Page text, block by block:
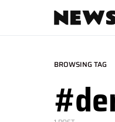
BROWSING TAG